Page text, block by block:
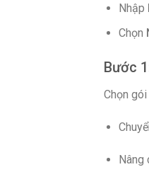
Nhập
Chọn
Bước
Chọn
Nâng